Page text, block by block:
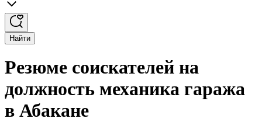
Найти
Резюме соискателей на
должность механика гаража
в Абакане